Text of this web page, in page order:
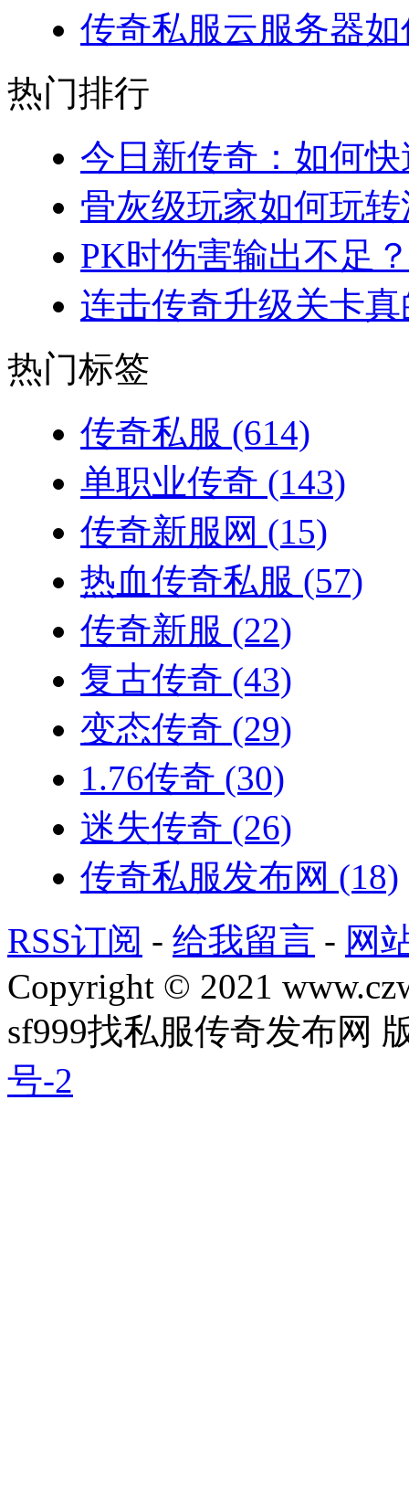
传奇私服云服务器
热门排行
今日新传奇：如何
骨灰级玩家如何玩
PK时伤害输出不足
连击传奇升级关卡
热门标签
传奇私服 (614)
单职业传奇 (143)
传奇新服网 (15)
热血传奇私服 (57)
传奇新服 (22)
复古传奇 (43)
变态传奇 (29)
1.76传奇 (30)
迷失传奇 (26)
传奇私服发布网 (18)
RSS订阅 - 给我留言 - 网
Copyright © 2021
sf999找私服传奇发布网
号-2